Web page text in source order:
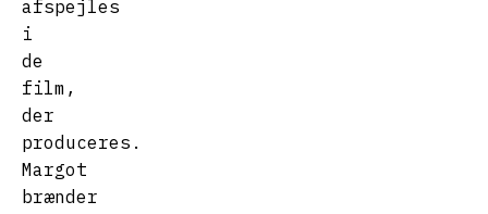
afspejles
i
de
film,
der
produceres.
Margot
brænder